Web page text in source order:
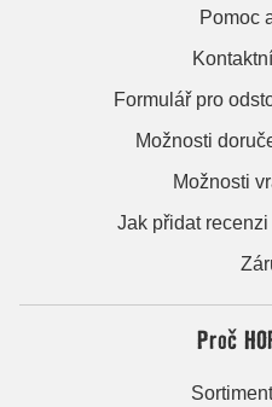
Pomoc
Formulář pro
Možnosti
Možnosti
Jak přidat
Proč